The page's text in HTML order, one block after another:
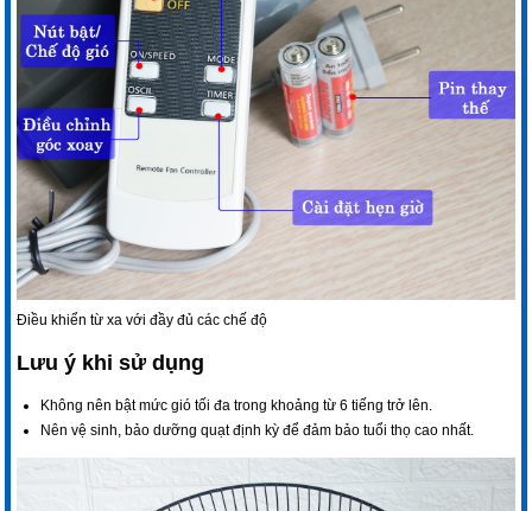
Điều khiển từ xa với đầy đủ các chế độ
Lưu ý khi sử dụng
Không nên bật mức gió tối đa trong khoảng từ 6 tiếng trở lên.
Nên vệ sinh, bảo dưỡng quạt định kỳ để đảm bảo tuổi thọ cao nhất.